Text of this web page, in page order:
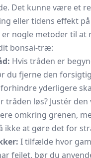
Det kunne være et
eller tidens effekt
nogle metoder til at
bonsai-træ:
Hvis tråden er
du fjerne den
yderligere
tråden løs? Justér
omkring grenen,
ikke at gøre det for
I tilfælde hvor
fejlet, bør du